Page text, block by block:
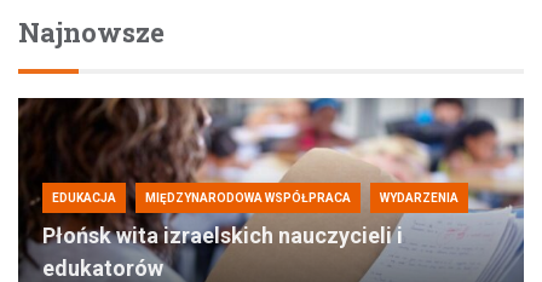
Najnowsze
EDUKACJA MIĘDZYNARODOWA WSPÓŁPRACA WYDARZENIA
Płońsk wita izraelskich nauczycieli i
edukatorów